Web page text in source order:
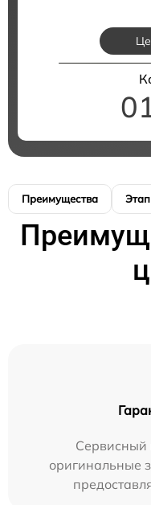
Преимущества
Сервисный
оригинальные